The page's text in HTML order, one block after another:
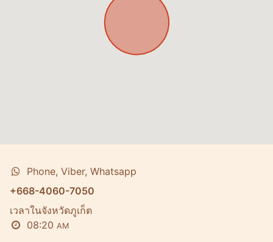
Phone, Viber, Whatsapp
+668-4060-7050
เวลาในจังหวัดภูเก็ต
08:20 AM